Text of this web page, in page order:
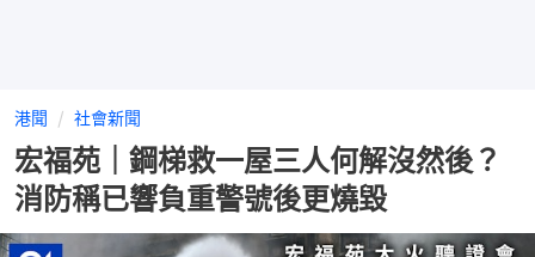
港聞 社會新聞
宏福苑｜鋼梯救一屋三人何解沒然後？
消防稱已響負重警號後更燒毀